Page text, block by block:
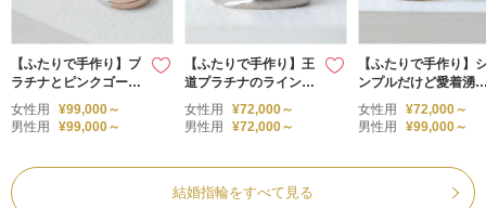
【ふたりで手作り】プ
ラチナとピンクゴール
ドのコンビネーション
女性用
¥99,000～
男性用
¥99,000～
【ふたりで手作り】王
道プラチナのライン彫
り結婚指輪
女性用
¥72,000～
男性用
¥72,000～
【ふたりで手作り】
ンプルだけど愛着湧
手作り結婚指輪 K18
ホワイト/プラチナ
女性用
¥72,000～
男性用
¥99,000～
結婚指輪をすべて見る